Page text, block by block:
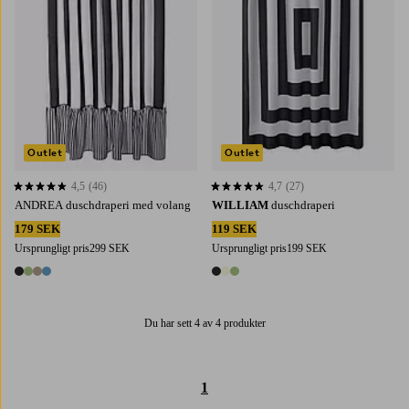
ANDREA duschdraperi med volang
179 SEK
Ursprungligt pris299 SEK
4 färger
4,5 baserat på 46 st betyg
4,5 (46)
Outlet
WILLIAM duschdraperi
119 SEK
Ursprungligt pris199 SEK
3 färger
4,7 baserat på 27 st betyg
4,7 (27)
Outlet
Du har sett 4 av 4 produkter
1